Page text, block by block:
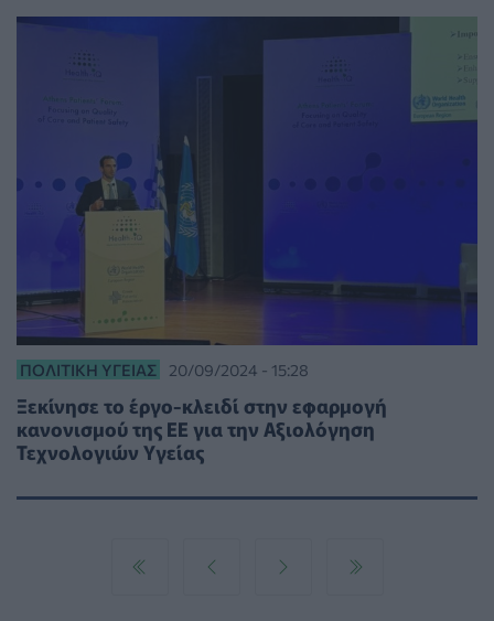
ΠΟΛΙΤΙΚΉ ΥΓΕΊΑΣ 20/09/2024 - 15:28
Ξεκίνησε το έργο-κλειδί στην εφαρμογή
κανονισμού της ΕΕ για την Αξιολόγηση
Τεχνολογιών Υγείας